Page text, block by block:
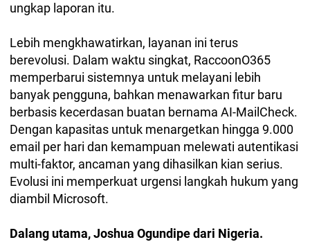
ungkap laporan itu.
Lebih mengkhawatirkan, layanan ini terus
berevolusi. Dalam waktu singkat, RaccoonO365
memperbarui sistemnya untuk melayani lebih
banyak pengguna, bahkan menawarkan fitur baru
berbasis kecerdasan buatan bernama AI-MailCheck.
Dengan kapasitas untuk menargetkan hingga 9.000
email per hari dan kemampuan melewati autentikasi
multi-faktor, ancaman yang dihasilkan kian serius.
Evolusi ini memperkuat urgensi langkah hukum yang
diambil Microsoft.
Dalang utama, Joshua Ogundipe dari Nigeria.